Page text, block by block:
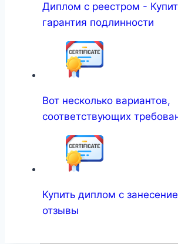
Диплом с реестром -
гарантия подлинности
Вот несколько вариантов,
соответствующих
Купить диплом с
отзывы